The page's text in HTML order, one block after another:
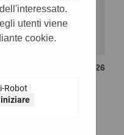
utenti viene
cookie.
Robot
di visualizzare i
di gara selezionato,
il pulsante
di dettaglio dei
AL 08/05/2026